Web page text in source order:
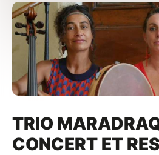
TRIO
CONCERT ET